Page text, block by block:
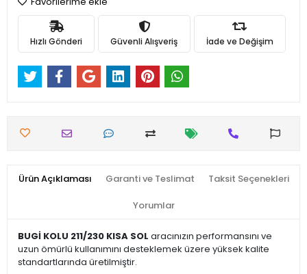
Hızlı Gönderi Güvenli Alışveriş İade ve Değişim
Ürün Açıklaması Garanti ve Teslimat Taksit Seçenekleri
Yorumlar
BUGİ KOLU 211/230 KISA SOL aracınızın performansını ve
uzun ömürlü kullanımını desteklemek üzere yüksek kalite
standartlarında üretilmiştir.